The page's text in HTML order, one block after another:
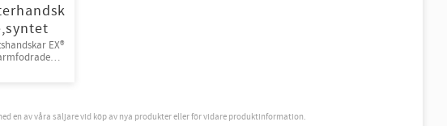
EX®
en av våra säljare vid köp av nya produkter eller för vidare produktinformation.